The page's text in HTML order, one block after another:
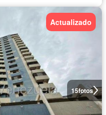
15fotos
Actualizado